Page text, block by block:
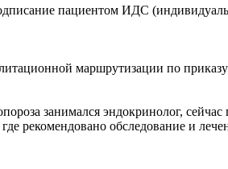
пациентом ИДС
маршрутизации по
занимался эндокринолог,
рекомендовано обследование и